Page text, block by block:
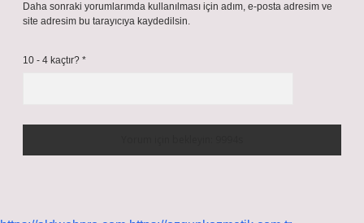
Daha sonraki yorumlarımda kullanılması için adım, e-posta adresim ve
site adresim bu tarayıcıya kaydedilsin.
10 - 4 kaçtır? *